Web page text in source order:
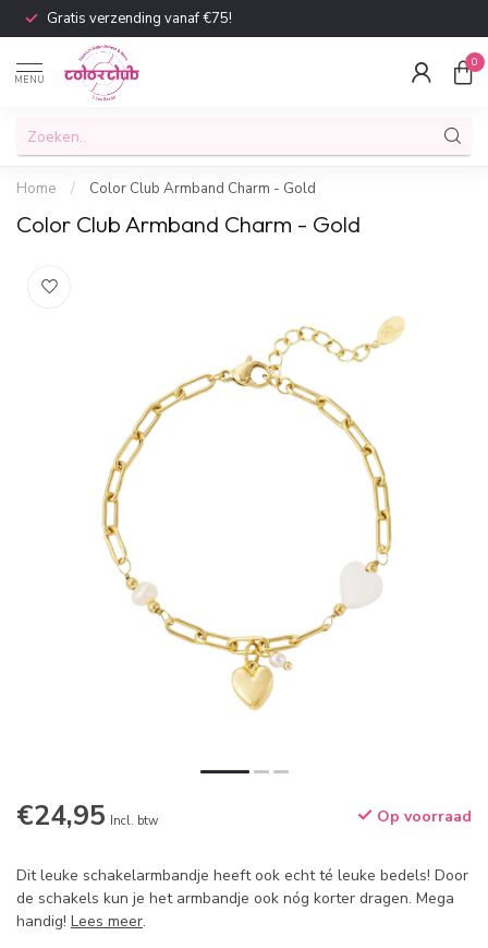
Gratis verzending vanaf €75!
MENU
0
Home / Color Club Armband Charm - Gold
Color Club Armband Charm - Gold
€24,95 Incl. btw Op voorraad
Dit leuke schakelarmbandje heeft ook echt té leuke bedels! Door
de schakels kun je het armbandje ook nóg korter dragen. Mega
handig! Lees meer.